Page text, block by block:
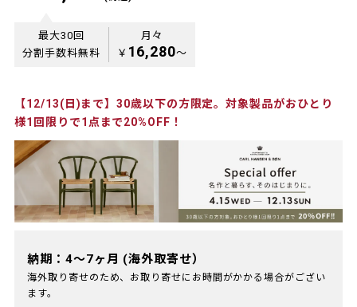
最大30回
分割手数料無料
月々
￥ 16,280〜
【12/13(日)まで】30歳以下の方限定。対象製品がおひとり
様1回限りで1点まで20%OFF！
納期：4～7ヶ月 (海外取寄せ）
海外取り寄せのため、お取り寄せにお時間がかかる場合がござい
ます。